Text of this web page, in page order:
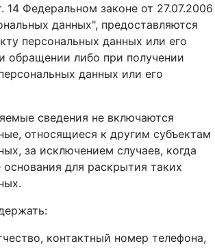
14 Федеральном законе от 27.07.2006
данных", предоставляются
персональных данных или его
обращении либо при получении
данных или его
сведения не включаются
относящиеся к другим субъектам
за исключением случаев, когда
для раскрытия таких
контактный номер телефона,